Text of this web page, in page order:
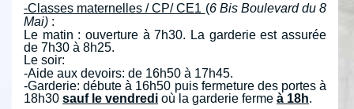
-Classes maternelles / CP/ CE1 (6 Bis Boulevard du 8
Mai) :
Le matin : ouverture à 7h30. La garderie est assurée
de 7h30 à 8h25.
Le soir:
-Aide aux devoirs: de 16h50 à 17h45.
-Garderie: débute à 16h50 puis fermeture des portes à
18h30 sauf le vendredi où la garderie ferme à 18h.